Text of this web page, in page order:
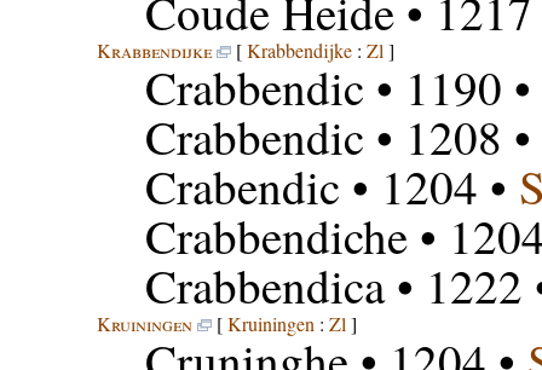
Krabbendijke [Krabbendijke: Zl ]
Crabbendic • 1190 •
Crabbendic • 1208 •
Crabendic • 1204 •
Crabbendiche•
Crabbendica• 1222
Kruiningen [Kruiningen : Zl ]